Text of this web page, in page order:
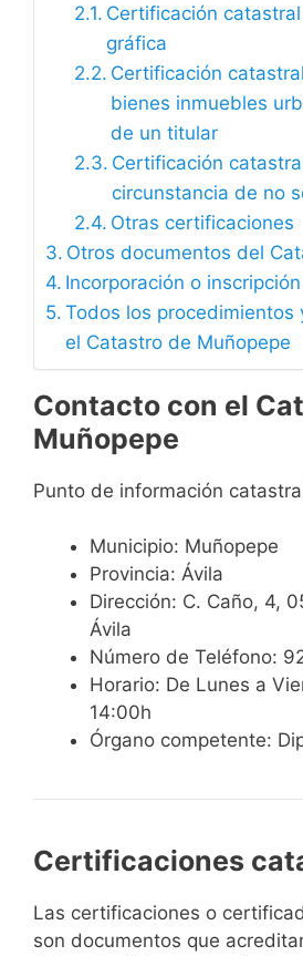
Certificación
gráfica
Certificación
bienes inmuebles
de un titular
Certificación
circunstancia de no
Otras certificaciones
Otros documentos del
Incorporación o
Todos los procedimientos
el Catastro de Muñopepe
Contacto con el
Muñopepe
Punto de información
Municipio: Muñopepe
Provincia: Ávila
Dirección: C. Caño, 4,
Ávila
Número de Teléfono:
Horario: De Lunes a
14:00h
Órgano competente:
Certificaciones
Las certificaciones o
son documentos que